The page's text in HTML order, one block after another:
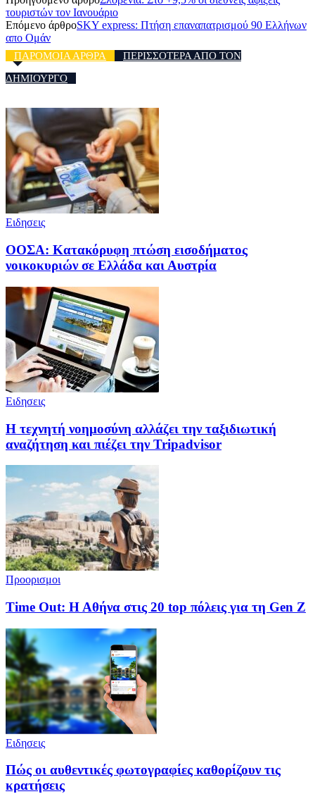
τουριστών τον Ιανουάριο
Επόμενο άρθροSKY express: Πτήση επαναπατρισμού 90 Ελλήνων
απο Ομάν
ΠΑΡΟΜΟΙΑ ΑΡΘΡΑ
ΠΕΡΙΣΣΟΤΕΡΑ ΑΠΟ ΤΟΝ
ΔΗΜΙΟΥΡΓΟ
Ειδησεις
ΟΟΣΑ: Κατακόρυφη πτώση εισοδήματος
νοικοκυριών σε Ελλάδα και Αυστρία
Ειδησεις
Η τεχνητή νοημοσύνη αλλάζει την ταξιδιωτική
αναζήτηση και πιέζει την Tripadvisor
Προορισμοι
Time Out: Η Αθήνα στις 20 top πόλεις για τη Gen Z
Ειδησεις
Πώς οι αυθεντικές φωτογραφίες καθορίζουν τις
κρατήσεις